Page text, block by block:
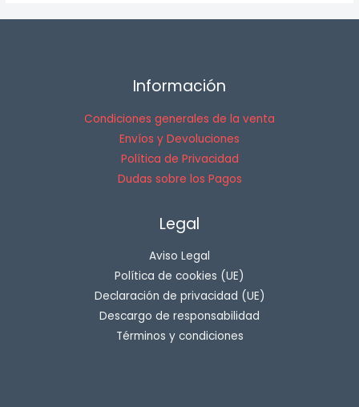
Información
Condiciones generales de la venta
Envíos y Devoluciones
Política de Privacidad
Dudas sobre los Pagos
Legal
Aviso Legal
Política de cookies (UE)
Declaración de privacidad (UE)
Descargo de responsabilidad
Términos y condiciones